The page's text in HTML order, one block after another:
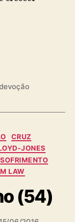
CRUZ
JONES
SOFRIMENTO
LAW
(54)